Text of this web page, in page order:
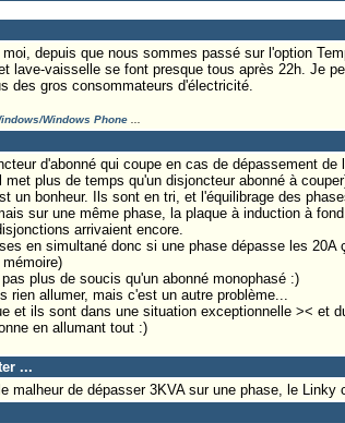
depuis que nous sommes passé sur l'option
lave-vaisselle se font presque tous après 22h. Je
des gros consommateurs d'électricité.
Windows Phone...
d'abonné qui coupe en cas de dépassement de
plus de temps qu'un disjoncteur abonné à
un bonheur. Ils sont en tri, et l'équilibrage des
sur une même phase, la plaque à induction à
arrivaient encore.
en simultané donc si une phase dépasse les 20A
plus de soucis qu'un abonné monophasé :)
allumer, mais c'est un autre problème...
et ils sont dans une situation exceptionnelle >< et
en allumant tout :)
...
malheur de dépasser 3KVA sur une phase, le Linky